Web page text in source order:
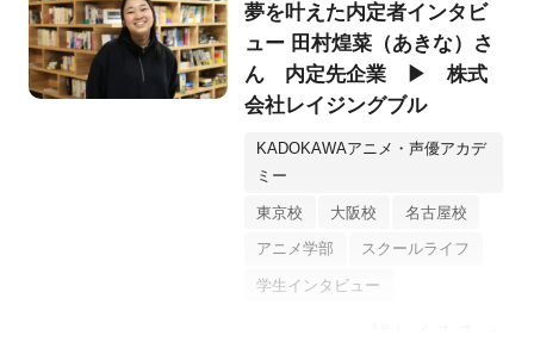
夢を叶えた内定者インタビ
ュー 田村煌菜（あきな）さ
ん 内定先企業 ▶ 株式
会社レイジングブル
KADOKAWAアニメ・声優アカデ
ミー
東京校 大阪校 名古屋校
アニメ学部 スクールライフ
学生インタビュー